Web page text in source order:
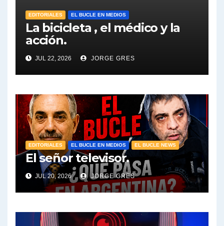
EDITORIALES EL BUCLE EN MEDIOS
La bicicleta , el médico y la
acción.
JUL 22, 2026 JORGE GRES
EDITORIALES EL BUCLE EN MEDIOS EL BUCLE NEWS
El señor televisor.
JUL 20, 2026 JORGE GRES